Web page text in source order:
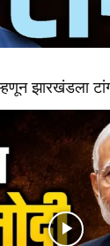
झारखंडला